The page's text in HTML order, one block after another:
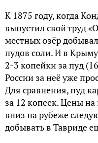
К 1875 году, когда
выпустил свой труд
местных озёр
пудов соли. И в
2-3 копейки за пуд
России за неё уже
Для сравнения, пуд
за 12 копеек. Цены
вниз на рубеже
добывать в Тавриде